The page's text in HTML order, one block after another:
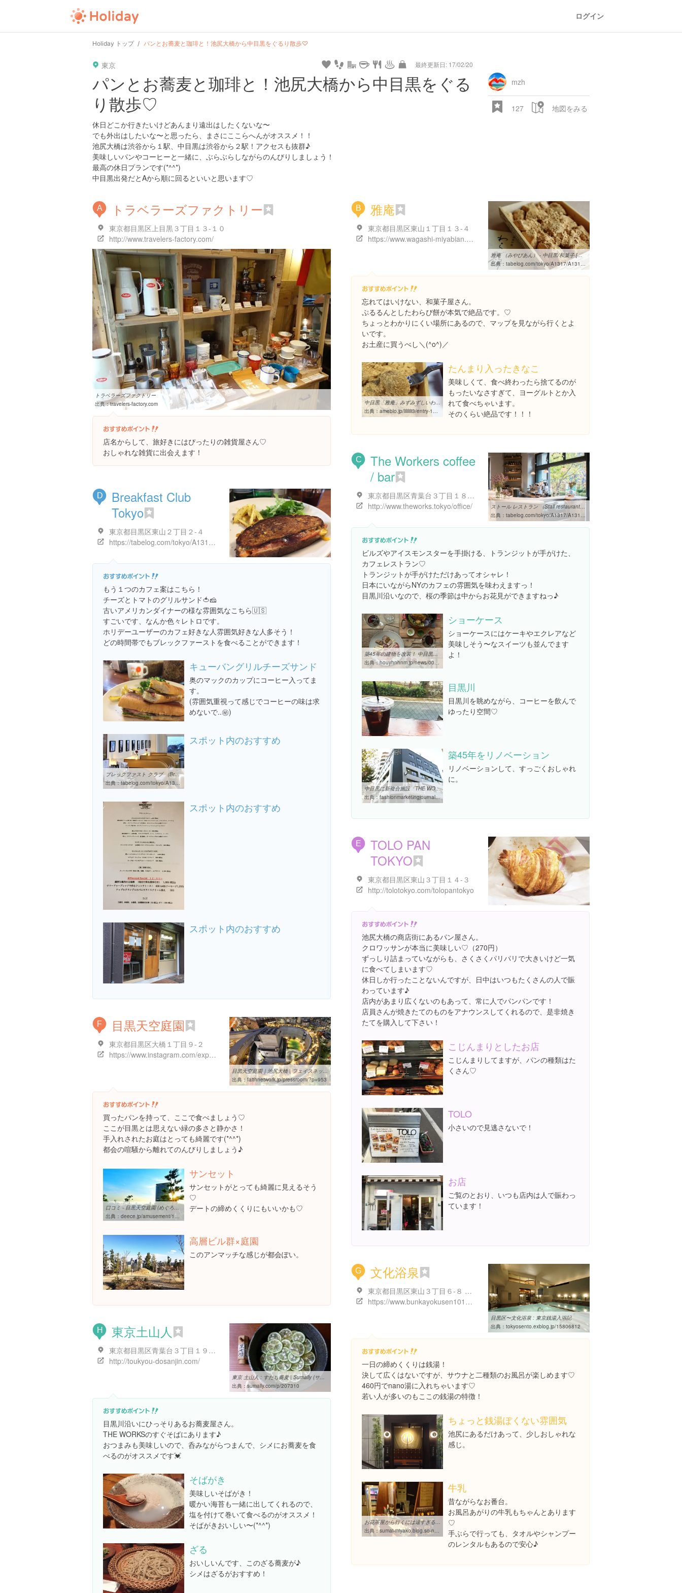
ログイン
Holiday トップ パンとお蕎麦と珈琲と！池尻大橋から中目黒をぐるり散歩♡
東京 最終更新日: 17/02/20
パンとお蕎麦と珈琲と！池尻大橋から中目黒をぐる
り散歩♡
休日どこか行きたいけどあんまり遠出はしたくないな〜
でも外出はしたいな〜と思ったら、まさにここらへんがオススメ！！
池尻大橋は渋谷から１駅、中目黒は渋谷から２駅！アクセスも抜群♪
美味しいパンやコーヒーと一緒に、ぶらぶらしながらのんびりしましょう！
最高の休日プランです(*^^*)
中目黒出発だとAから順に回るといいと思います♡
mzh
127 地図をみる
A トラベラーズファクトリー
東京都目黒区上目黒３丁目１３-１０
http://www.travelers-factory.com/
トラベラーズファクトリー
出典：travelers-factory.com
店名からして、旅好きにはぴったりの雑貨屋さん♡
おしゃれな雑貨に出会えます！
B 雅庵
東京都目黒区東山１丁目１３-４
https://www.wagashi-miyabian.com/
雅庵 （みやびあん） - 中目黒/和菓子 [食べログ]
出典： tabelog.com/tokyo/A1317/A131701/13073813
忘れてはいけない、和菓子屋さん。
ぷるるんとしたわらび餅が本気で絶品です。♡
ちょっとわかりにくい場所にあるので、マップを見ながら行くとよ
いです。
お土産に買うべし＼(^o^)／
中目黒「雅庵」みずみずしいわらび餅～ こんなの初めて！｜oh! neckry ...
出典： ameblo.jp/lililili3/entry-11848760173.html
たんまり入ったきなこ
美味しくて、食べ終わったら捨てるのが
もったいなさすぎて、ヨーグルトとか入
れて食べちゃいます。
そのくらい絶品です！！！
C
The Workers coffee
/ bar
東京都目黒区青葉台３丁目１８-３ THE Works １F
http://www.theworks.tokyo/office/
ストール レストラン （Stall restaurant） - 池尻大橋/西洋各国料理 ...
出典： tabelog.com/tokyo/A1317/A131705/13043860
ビルズやアイスモンスターを手掛ける、トランジットが手がけた、
カフェレストラン♡
トランジットが手がけただけあってオシャレ！
日本にいながらNYのカフェの雰囲気を味わえますっ！
目黒川沿いなので、桜の季節は中からお花見ができますねっ♪
築45年の建物を改装！ 中目黒に注目の複合施設がオープン。｜NEWS ...
出典：houyhnhnm.jp/news/009540.html
ショーケース
ショーケースにはケーキやエクレアなど
美味しそう〜なスイーツも並んでます
よ！
目黒川
目黒川を眺めながら、コーヒーを飲んで
ゆったり空間♡
中目黒に新複合施設「THE WORKS」トランジットがオープン、目黒川沿い ...
出典：fashionmarketingjournal.com/2014/11/THE-WORKS.html
築45年をリノベーション
リノベーションして、すっごくおしゃれ
に。
D
Breakfast Club
Tokyo
東京都目黒区東山２丁目２-４
https://tabelog.com/tokyo/A1317/A131705/13202744/
もう１つのカフェ案はこちら！
チーズとトマトのグリルサンド🍅🧀
古いアメリカンダイナーの様な雰囲気なこちら🇺🇸
すごいです、なんか色々レトロです。
ホリデーユーザーのカフェ好きな人雰囲気好きな人多そう！
どの時間帯でもブレックファーストを食べることができます！
キューバングリルチーズサンド
奥のマックのカップにコーヒー入ってま
す。
(雰囲気重視って感じでコーヒーの味は求
めないで..㊙️)
ブレックファスト クラブ （Breakfast club） - 池尻大橋/カフェ・喫茶 ...
出典：tabelog.com/tokyo/A1317/A131705/13202744
スポット内のおすすめ
スポット内のおすすめ
スポット内のおすすめ
E
TOLO PAN
TOKYO
東京都目黒区東山３丁目１４-３
http://tolotokyo.com/tolopantokyo
池尻大橋の商店街にあるパン屋さん。
クロワッサンが本当に美味しい♡（270円）
ずっしり詰まっていながらも、さくさくパリパリで大きいけど一気
に食べてしまいます♡
休日しか行ったことないんですが、日中はいつもたくさんの人で賑
わっています♪
店内があまり広くないのもあって、常に人でパンパンです！
店員さんが焼きたてのものをアナウンスしてくれるので、是非焼き
たてを購入して下さい！
こじんまりとしたお店
こじんまりしてますが、パンの種類はた
くさん♡
TOLO
小さいので見逃さないで！
お店
ご覧のとおり、いつも店内は人で賑わっ
ています！
F 目黒天空庭園
東京都目黒区大橋１丁目９-２
https://www.instagram.com/explore/locations/79154051
目黒天空庭園｜池尻大橋 | フェイスネットワーク | 広報ブログ
出典： faithnetwork.jp/pressroom/?p=953
買ったパンを持って、ここで食べましょう♡
ここが目黒とは思えない緑の多さと静かさ！
手入れされたお庭はとっても綺麗です(*^^*)
都会の喧騒から離れてのんびりしましょう♪
口コミ - 目黒天空庭園 (めぐろてんくうこうえん)/庭園 | DEECE [ディース]
出典： deece.jp/amusement/17185567/reviews
サンセット
サンセットがとっても綺麗に見えるそう
♡
デートの締めくくりにもいいかも♡
高層ビル群×庭園
このアンマッチな感じが都会ぽい。
G 文化浴泉
東京都目黒区東山３丁目６-８ エクセル東山
https://www.bunkayokusen1010.com/
目黒区〜文化浴泉 : 東京銭湯入浴記
出典： tokyosento.exblog.jp/15806812
一日の締めくくりは銭湯！
決して広くはないですが、サウナと二種類のお風呂が楽しめます♡
460円でnano湯に入れちゃいます♡
若い人が多いのもここの銭湯の特徴！
ちょっと銭湯ぽくない雰囲気
池尻にあるだけあって、少しおしゃれな
感じ。
お花茶屋から行くには遠すぎる！銭湯！ 文化浴泉：葛飾区お花茶屋の ...
出典：sumai-miyako.blog.so-net.ne.jp/2014-07-17
牛乳
昔ながらなお番台。
お風呂あがりの牛乳もちゃんとあります
♡
手ぶらで行っても、タオルやシャンプー
のレンタルもあるので安心♪
H 東京土山人
東京都目黒区青葉台３丁目１９-８ 目黒 蕎麦 池尻大橋
http://toukyou-dosanjin.com/
東京 土山人 : すだち蕎麦 | Sumally (サマリー)
出典：sumally.com/p/207310
目黒川沿いにひっそりあるお蕎麦屋さん。
THE WORKSのすぐそばにあります♪
おつまみも美味しいので、呑みながらつまんで、シメにお蕎麦を食
べるのがオススメです💓
そばがき
美味しいそばがき！
暖かい海苔も一緒に出してくれるので、
塩を付けて巻いて食べるのがオススメ！
そばがきおいしい〜(*^^*)
ざる
おいしいんです、このざる蕎麦が♪
シメはざるがおすすめ！